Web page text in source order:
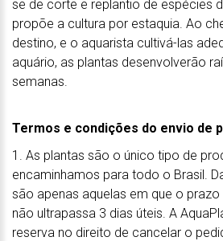
se de corte e replantio de espécies
propõe a cultura por estaquia. Ao
destino, e o aquarista cultivá-las
aquário, as plantas desenvolverão
semanas.
Termos e condições do envio de
1. As plantas são o único tipo de
encaminhamos para todo o Brasil.
são apenas aquelas em que o
não ultrapassa 3 dias úteis. A
reserva no direito de cancelar o